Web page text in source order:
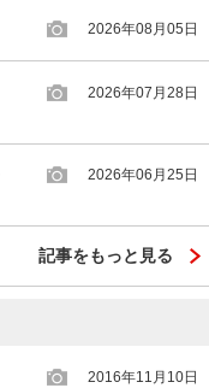
2026年08月05日
2026年07月28日
2026年06月25日
記事をもっと見る
2016年11月10日